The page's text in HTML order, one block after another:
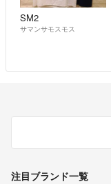
SM2
サマンサモスモス
注目ブランド一覧